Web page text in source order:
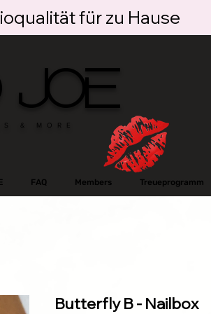
für zu Hause
JOE
& MORE
FAQ Members Treueprogramm
Butterfly B - Nailbox